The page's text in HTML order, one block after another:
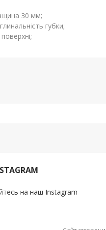
30 мм;
губки;
на наш Instagram